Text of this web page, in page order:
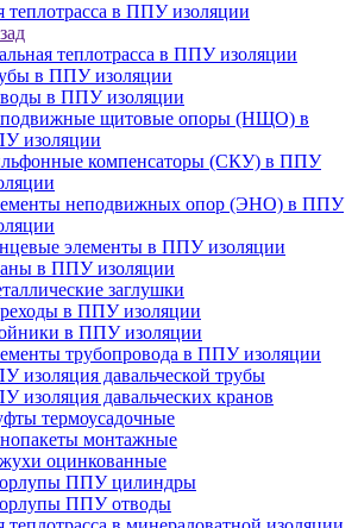
теплотрасса в ППУ изоляции
теплотрасса в ППУ изоляции
в ППУ изоляции
в ППУ изоляции
щитовые опоры (НЩО) в
изоляции
компенсаторы (СКУ) в ППУ
неподвижных опор (ЭНО) в ППУ
элементы в ППУ изоляции
в ППУ изоляции
заглушки
в ППУ изоляции
в ППУ изоляции
трубопровода в ППУ изоляции
изоляция давальческой трубы
изоляция давальческих кранов
термоусадочные
монтажные
оцинкованные
ППУ цилиндры
ППУ отводы